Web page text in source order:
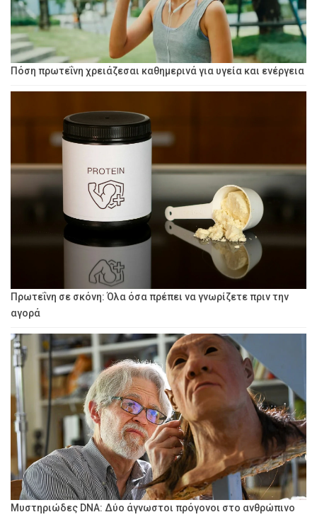
Πόση πρωτεΐνη χρειάζεσαι καθημερινά για υγεία και ενέργεια
Πρωτεΐνη σε σκόνη: Όλα όσα πρέπει να γνωρίζετε πριν την
αγορά
Μυστηριώδες DNA: Δύο άγνωστοι πρόγονοι στο ανθρώπινο